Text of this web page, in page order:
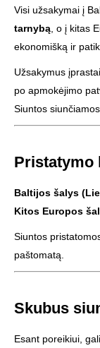
Visi užsakymai į
tarnybą, o į kitas
ekonomišką ir
Užsakymus
po apmokėjimo
Siuntos
Pristatymo
Baltijos šalys
Kitos Europos
Siuntos
paštomatą.
Skubus
Esant poreikiui,